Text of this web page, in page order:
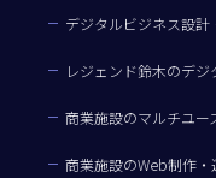
デジタルビジネス設計
レジェンド鈴木のデジ
商業施設のマルチユー
商業施設のWeb制作・